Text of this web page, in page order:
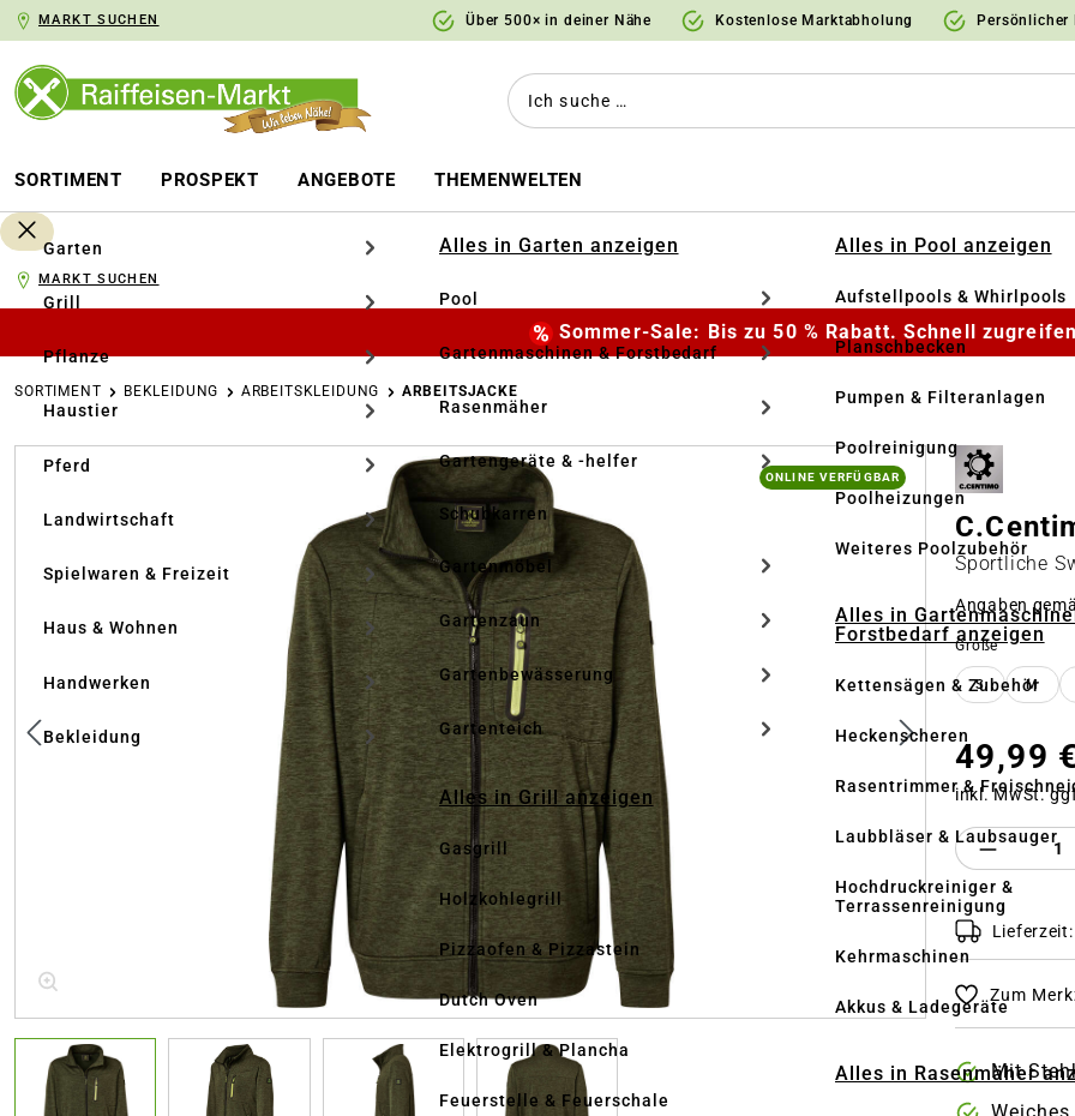
Zur Hauptnavigation springen
MARKT SUCHEN Über 500× in deiner Nähe Kostenlose Marktabholung Persönlicher
SORTIMENT PROSPEKT ANGEBOTE THEMENWELTEN
Garten
Grill
Pflanze
Haustier
Pferd
Landwirtschaft
Spielwaren & Freizeit
Haus & Wohnen
Handwerken
Bekleidung
Alles in Garten anzeigen
Pool
Gartenmaschinen & Forstbedarf
Rasenmäher
Gartengeräte & -helfer
Schubkarren
Gartenmöbel
Gartenzaun
Gartenbewässerung
Gartenteich
Alles in Grill anzeigen
Gasgrill
Holzkohlegrill
Pizzaofen & Pizzastein
Dutch Oven
Elektrogrill & Plancha
Feuerstelle & Feuerschale
Alles in Pool anzeigen
Aufstellpools & Whirlpools
Planschbecken
Pumpen & Filteranlagen
Poolreinigung
Poolheizungen
Weiteres Poolzubehör
Alles in
Forstbedarf anzeigen
Kettensägen & Zubehör
Heckenscheren
Rasentrimmer &
Laubbläser & Laubsauger
Hochdruckreiniger &
Terrassenreinigung
Kehrmaschinen
Akkus & Ladegeräte
Alles in Rasenmäher
MARKT SUCHEN
Sommer-Sale: Bis zu 50 % Rabatt. Schnell
SORTIMENT BEKLEIDUNG ARBEITSKLEIDUNG ARBEITSJACKE
Bildergalerie überspringen
ONLINE VERFÜGBAR
Sportliche
Angaben
Größeauswählen
S M
49,99 €
inkl. MwSt.
Produkt
Zum
Mit